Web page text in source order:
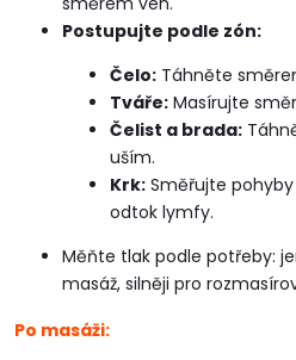
Postupujte podle zón:
Čelo: Táhněte
Tváře: Masírujte
Čelist a brada:
uším.
Krk: Směřujte
odtok lymfy.
Měňte tlak podle potřeby:
masáž, silněji pro
Po masáži: